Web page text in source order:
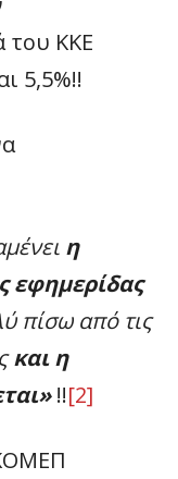
του ΚΚΕ
5,5%!!
η
εφημερίδας
πίσω από τις
και η
!![2]